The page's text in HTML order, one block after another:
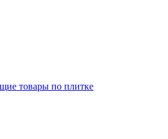
товары по плитке